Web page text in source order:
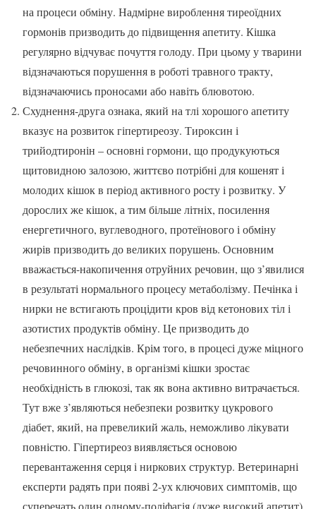
на процеси обміну. Надмірне вироблення тиреоїдних
гормонів призводить до підвищення апетиту. Кішка
регулярно відчуває почуття голоду. При цьому у тварини
відзначаються порушення в роботі травного тракту,
відзначаючись проносами або навіть блювотою.
Схуднення-друга ознака, який на тлі хорошого апетиту
вказує на розвиток гіпертиреозу. Тироксин і
трийодтиронін – основні гормони, що продукуються
щитовидною залозою, життєво потрібні для кошенят і
молодих кішок в період активного росту і розвитку. У
дорослих же кішок, а тим більше літніх, посилення
енергетичного, вуглеводного, протеїнового і обміну
жирів призводить до великих порушень. Основним
вважається-накопичення отруйних речовин, що з’явилися
в результаті нормального процесу метаболізму. Печінка і
нирки не встигають процідити кров від кетонових тіл і
азотистих продуктів обміну. Це призводить до
небезпечних наслідків. Крім того, в процесі дуже міцного
речовинного обміну, в організмі кішки зростає
необхідність в глюкозі, так як вона активно витрачається.
Тут вже з’являються небезпеки розвитку цукрового
діабет, який, на превеликий жаль, неможливо лікувати
повністю. Гіпертиреоз виявляється основою
перевантаження серця і ниркових структур. Ветеринарні
експерти радять при появі 2-ух ключових симптомів, що
суперечать один одному-поліфагія (дуже високий апетит)